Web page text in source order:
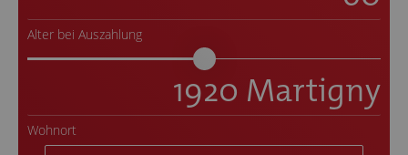
Alter bei Auszahlung
Wohnort